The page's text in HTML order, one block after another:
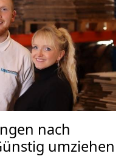
nach
umziehen